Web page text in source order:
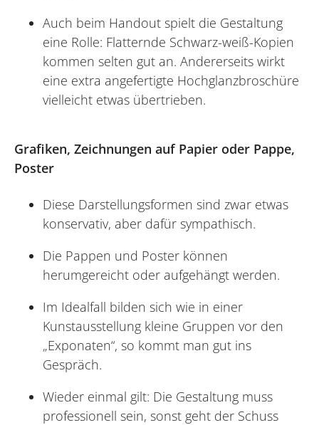
Auch beim Handout spielt die Gestaltung
eine Rolle: Flatternde Schwarz-weiß-Kopien
kommen selten gut an. Andererseits wirkt
eine extra angefertigte Hochglanzbroschüre
vielleicht etwas übertrieben.
Grafiken, Zeichnungen auf Papier oder Pappe,
Poster
Diese Darstellungsformen sind zwar etwas
konservativ, aber dafür sympathisch.
Die Pappen und Poster können
herumgereicht oder aufgehängt werden.
Im Idealfall bilden sich wie in einer
Kunstausstellung kleine Gruppen vor den
„Exponaten“, so kommt man gut ins
Gespräch.
Wieder einmal gilt: Die Gestaltung muss
professionell sein, sonst geht der Schuss